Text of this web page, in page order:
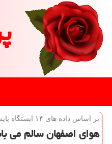
بر اساس داده های ۱۴ ایستگاه پایش فعال؛
هوای اصفهان سالم می